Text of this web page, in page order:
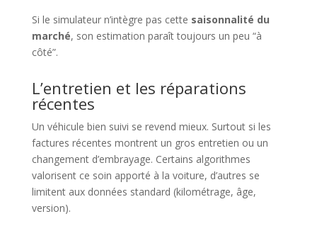
Si le simulateur n’intègre pas cette saisonnalité du
marché, son estimation paraît toujours un peu “à
côté”.
L’entretien et les réparations
récentes
Un véhicule bien suivi se revend mieux. Surtout si les
factures récentes montrent un gros entretien ou un
changement d’embrayage. Certains algorithmes
valorisent ce soin apporté à la voiture, d’autres se
limitent aux données standard (kilométrage, âge,
version).